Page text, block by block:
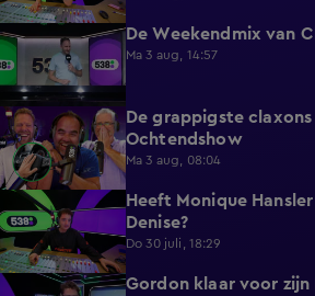
24:39 De Weekendmix van
Ma 3 aug, 14:57
1:36
De grappigste claxons
Ochtendshow
Ma 3 aug, 08:04
5:35
Heeft Monique
Denise?
Do 30 juli, 18:29
4:33
Gordon klaar voor zijn